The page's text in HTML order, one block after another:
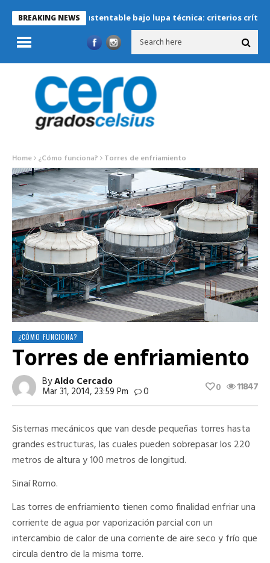
BREAKING NEWS
sustentable bajo lupa técnica: criterios críticos para
Home ¿Cómo funciona? Torres de enfriamiento
¿CÓMO FUNCIONA?
Torres de enfriamiento
ByAldo Cercado
Mar 31, 2014, 23:59 Pm 0 11847
0
Sistemas mecánicos que van desde pequeñas torres hasta
grandes estructuras, las cuales pueden sobrepasar los 220
metros de altura y 100 metros de longitud.
Sinaí Romo.
Las torres de enfriamiento tienen como finalidad enfriar una
corriente de agua por vaporización parcial con un
intercambio de calor de una corriente de aire seco y frío que
circula dentro de la misma torre.